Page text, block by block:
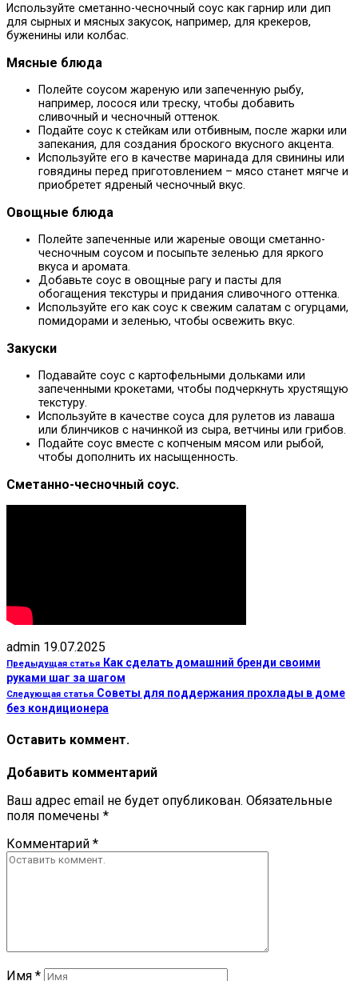
Используйте сметанно-чесночный соус как гарнир или дип
для сырных и мясных закусок, например, для крекеров,
буженины или колбас.
Мясные блюда
Полейте соусом жареную или запеченную рыбу,
например, лосося или треску, чтобы добавить
сливочный и чесночный оттенок.
Подайте соус к стейкам или отбивным, после жарки или
запекания, для создания броского вкусного акцента.
Используйте его в качестве маринада для свинины или
говядины перед приготовлением – мясо станет мягче и
приобретет ядреный чесночный вкус.
Овощные блюда
Полейте запеченные или жареные овощи сметанно-
чесночным соусом и посыпьте зеленью для яркого
вкуса и аромата.
Добавьте соус в овощные рагу и пасты для
обогащения текстуры и придания сливочного оттенка.
Используйте его как соус к свежим салатам с огурцами,
помидорами и зеленью, чтобы освежить вкус.
Закуски
Подавайте соус с картофельными дольками или
запеченными крокетами, чтобы подчеркнуть хрустящую
текстуру.
Используйте в качестве соуса для рулетов из лаваша
или блинчиков с начинкой из сыра, ветчины или грибов.
Подайте соус вместе с копченым мясом или рыбой,
чтобы дополнить их насыщенность.
Сметанно-чесночный соус.
admin 19.07.2025
Предыдущая статья Как сделать домашний бренди своими
руками шаг за шагом
Следующая статья Советы для поддержания прохлады в доме
без кондиционера
Оставить коммент.
Добавить комментарий
Ваш адрес email не будет опубликован. Обязательные
поля помечены *
Комментарий *
Имя *